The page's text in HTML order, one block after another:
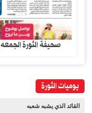
صحيفة الثورة الجمعه 24 صفر 1448- 7 اغسطس 2026
يوميات الثورة
القائد الذي يشبه شعبه